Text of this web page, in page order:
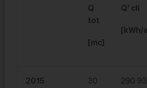
Q
tot
[mc]
Q’ cli
[kWh/
2015
30
290